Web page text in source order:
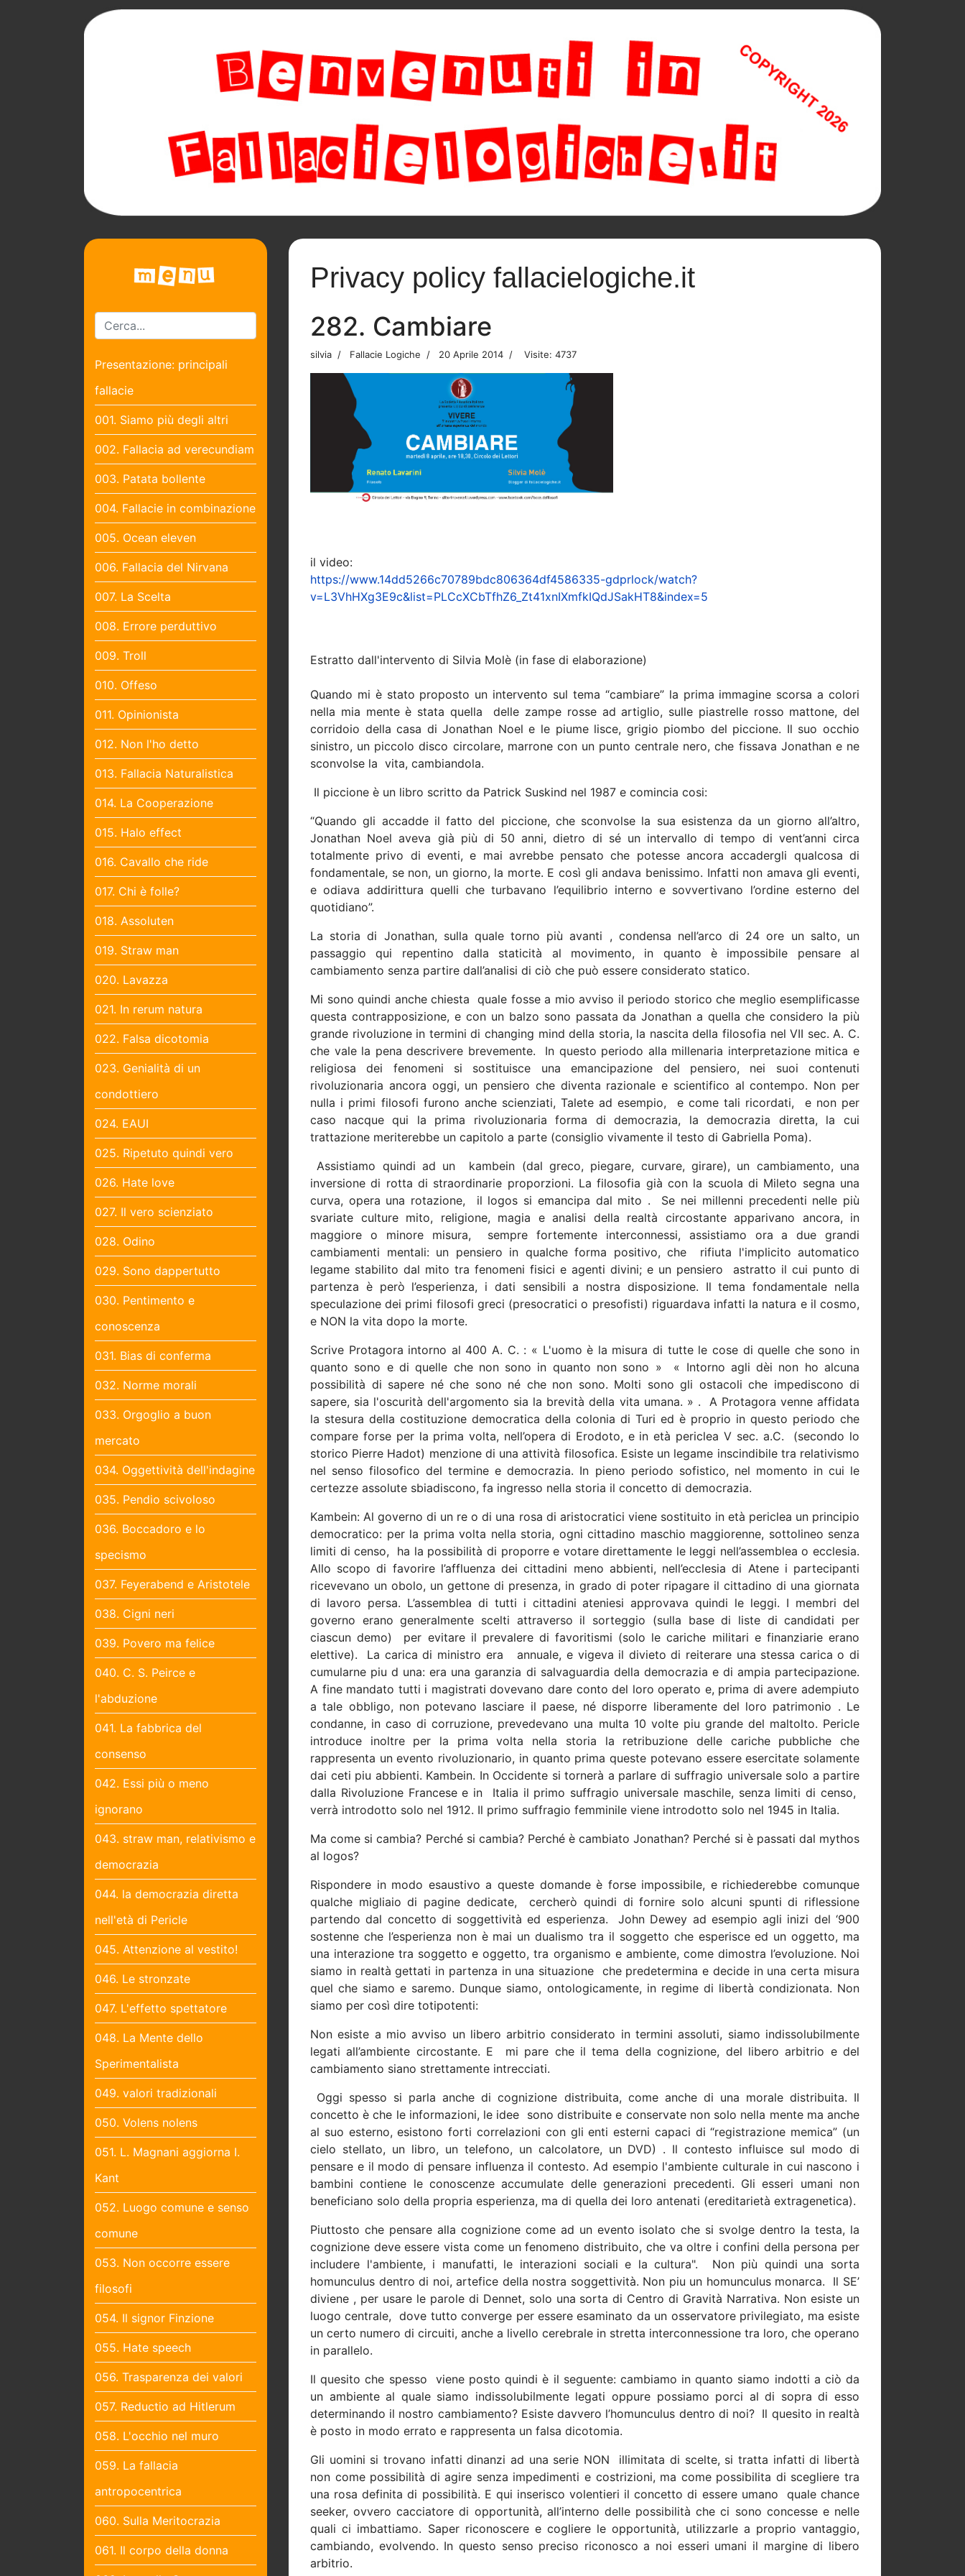
Presentazione: principali
fallacie
001. Siamo più degli altri
002. Fallacia ad verecundiam
003. Patata bollente
004. Fallacie in combinazione
005. Ocean eleven
006. Fallacia del Nirvana
007. La Scelta
008. Errore perduttivo
009. Troll
010. Offeso
011. Opinionista
012. Non l'ho detto
013. Fallacia Naturalistica
014. La Cooperazione
015. Halo effect
016. Cavallo che ride
017. Chi è folle?
018. Assoluten
019. Straw man
020. Lavazza
021. In rerum natura
022. Falsa dicotomia
023. Genialità di un
condottiero
024. EAUI
025. Ripetuto quindi vero
026. Hate love
027. Il vero scienziato
028. Odino
029. Sono dappertutto
030. Pentimento e
conoscenza
031. Bias di conferma
032. Norme morali
033. Orgoglio a buon
mercato
034. Oggettività dell'indagine
035. Pendio scivoloso
036. Boccadoro e lo
specismo
037. Feyerabend e Aristotele
038. Cigni neri
039. Povero ma felice
040. C. S. Peirce e
l'abduzione
041. La fabbrica del
consenso
042. Essi più o meno
ignorano
043. straw man, relativismo e
democrazia
044. la democrazia diretta
nell'età di Pericle
045. Attenzione al vestito!
046. Le stronzate
047. L'effetto spettatore
048. La Mente dello
Sperimentalista
049. valori tradizionali
050. Volens nolens
051. L. Magnani aggiorna I.
Kant
052. Luogo comune e senso
comune
053. Non occorre essere
filosofi
054. Il signor Finzione
055. Hate speech
056. Trasparenza dei valori
057. Reductio ad Hitlerum
058. L'occhio nel muro
059. La fallacia
antropocentrica
060. Sulla Meritocrazia
061. Il corpo della donna
Privacy policy fallacielogiche.it
282. Cambiare
silvia Fallacie Logiche 20 Aprile 2014 Visite: 4737
il video:
https://www.14dd5266c70789bdc806364df4586335-gdprlock/watch?
v=L3VhHXg3E9c&list=PLCcXCbTfhZ6_Zt41xnIXmfkIQdJSakHT8&index=5
Estratto dall'intervento di Silvia Molè (in fase di elaborazione)
Quando mi è stato proposto un intervento sul tema “cambiare” la prima immagine scorsa a colori
nella mia mente è stata quella
delle zampe rosse ad artiglio, sulle piastrelle rosso mattone, del
corridoio della casa di Jonathan Noel e le piume lisce, grigio piombo del piccione. Il suo occhio
sinistro, un piccolo disco circolare, marrone con un punto centrale nero, che fissava Jonathan e ne
sconvolse la vita, cambiandola.
Il piccione è un libro scritto da Patrick Suskind nel 1987 e comincia cosi:
“Quando gli accadde il fatto del piccione, che sconvolse la sua esistenza da un giorno all’altro,
Jonathan Noel aveva già più di 50 anni, dietro di sé un intervallo di tempo di vent’anni circa
totalmente privo di eventi, e mai avrebbe pensato che potesse ancora accadergli qualcosa di
fondamentale, se non, un giorno, la morte. E così gli andava benissimo. Infatti non amava gli eventi,
e odiava addirittura quelli che turbavano l’equilibrio interno e sovvertivano l’ordine esterno del
quotidiano”.
La storia di Jonathan, sulla quale torno più avanti , condensa nell’arco di 24 ore un salto, un
passaggio qui repentino dalla staticità al movimento, in quanto è impossibile pensare al
cambiamento senza partire dall’analisi di ciò che può essere considerato statico.
Mi sono quindi anche chiesta quale fosse a mio avviso il periodo storico che meglio esemplificasse
questa contrapposizione, e con un balzo sono passata da Jonathan a quella che considero la più
grande rivoluzione in termini di changing mind della storia, la nascita della filosofia nel VII sec. A. C.
che vale la pena descrivere brevemente.
In questo periodo alla millenaria interpretazione mitica e
religiosa dei fenomeni si sostituisce una emancipazione del pensiero, nei suoi contenuti
rivoluzionaria ancora oggi, un pensiero che diventa razionale e scientifico al contempo. Non per
nulla i primi filosofi furono anche scienziati, Talete ad esempio,
e come tali ricordati,
e non per
caso nacque qui la prima rivoluzionaria forma di democrazia, la democrazia diretta, la cui
trattazione meriterebbe un capitolo a parte (consiglio vivamente il testo di Gabriella Poma).
Assistiamo quindi ad un
kambein (dal greco, piegare, curvare, girare), un cambiamento, una
inversione di rotta di straordinarie proporzioni. La filosofia già con la scuola di Mileto segna una
curva, opera una rotazione,
il logos si emancipa dal mito .
Se nei millenni precedenti nelle più
svariate culture mito, religione, magia e analisi della realtà circostante apparivano ancora, in
maggiore o minore misura,
sempre fortemente interconnessi, assistiamo ora a due grandi
cambiamenti mentali: un pensiero in qualche forma positivo, che
rifiuta l'implicito automatico
legame stabilito dal mito tra fenomeni fisici e agenti divini; e un pensiero
astratto il cui punto di
partenza è però l’esperienza, i dati sensibili a nostra disposizione. Il tema fondamentale nella
speculazione dei primi filosofi greci (presocratici o presofisti) riguardava infatti la natura e il cosmo,
e NON la vita dopo la morte.
Scrive Protagora intorno al 400 A. C. : « L'uomo è la misura di tutte le cose di quelle che sono in
quanto sono e di quelle che non sono in quanto non sono »
« Intorno agli dèi non ho alcuna
possibilità di sapere né che sono né che non sono. Molti sono gli ostacoli che impediscono di
sapere, sia l'oscurità dell'argomento sia la brevità della vita umana. » .
A Protagora venne affidata
la stesura della costituzione democratica della colonia di Turi ed è proprio in questo periodo che
compare forse per la prima volta, nell’opera di Erodoto, e in età periclea V sec. a.C.
(secondo lo
storico Pierre Hadot) menzione di una attività filosofica. Esiste un legame inscindibile tra relativismo
nel senso filosofico del termine e democrazia. In pieno periodo sofistico, nel momento in cui le
certezze assolute sbiadiscono, fa ingresso nella storia il concetto di democrazia.
Kambein: Al governo di un re o di una rosa di aristocratici viene sostituito in età periclea un principio
democratico: per la prima volta nella storia, ogni cittadino maschio maggiorenne, sottolineo senza
limiti di censo,
ha la possibilità di proporre e votare direttamente le leggi nell’assemblea o ecclesia.
Allo scopo di favorire l’affluenza dei cittadini meno abbienti, nell’ecclesia di Atene i partecipanti
ricevevano un obolo, un gettone di presenza, in grado di poter ripagare il cittadino di una giornata
di lavoro persa. L’assemblea di tutti i cittadini ateniesi approvava quindi le leggi. I membri del
governo erano generalmente scelti attraverso il sorteggio (sulla base di liste di candidati per
ciascun demo)
per evitare il prevalere di favoritismi (solo le cariche militari e finanziarie erano
elettive).
La carica di ministro era
annuale, e vigeva il divieto di reiterare una stessa carica o di
cumularne piu d una: era una garanzia di salvaguardia della democrazia e di ampia partecipazione.
A fine mandato tutti i magistrati dovevano dare conto del loro operato e, prima di avere adempiuto
a tale obbligo, non potevano lasciare il paese, né disporre liberamente del loro patrimonio . Le
condanne, in caso di corruzione, prevedevano una multa 10 volte piu grande del maltolto. Pericle
introduce inoltre per la prima volta nella storia la retribuzione delle cariche pubbliche che
rappresenta un evento rivoluzionario, in quanto prima queste potevano essere esercitate solamente
dai ceti piu abbienti. Kambein. In Occidente si tornerà a parlare di suffragio universale solo a partire
dalla Rivoluzione Francese e in
Italia il primo suffragio universale maschile, senza limiti di censo,
verrà introdotto solo nel 1912. Il primo suffragio femminile viene introdotto solo nel 1945 in Italia.
Ma come si cambia? Perché si cambia? Perché è cambiato Jonathan? Perché si è passati dal mythos
al logos?
Rispondere in modo esaustivo a queste domande è forse impossibile, e richiederebbe comunque
qualche migliaio di pagine dedicate,
cercherò quindi di fornire solo alcuni spunti di riflessione
partendo dal concetto di soggettività ed esperienza.
John Dewey ad esempio agli inizi del ‘900
sostenne che l’esperienza non è mai un dualismo tra il soggetto che esperisce ed un oggetto, ma
una interazione tra soggetto e oggetto, tra organismo e ambiente, come dimostra l’evoluzione. Noi
siamo in realtà gettati in partenza in una situazione che predetermina e decide in una certa misura
quel che siamo e saremo. Dunque siamo, ontologicamente, in regime di libertà condizionata. Non
siamo per così dire totipotenti:
Non esiste a mio avviso un libero arbitrio considerato in termini assoluti, siamo indissolubilmente
legati all’ambiente circostante. E
mi pare che il tema della cognizione, del libero arbitrio e del
cambiamento siano strettamente intrecciati.
Oggi spesso si parla anche di cognizione distribuita, come anche di una morale distribuita. Il
concetto è che le informazioni, le idee sono distribuite e conservate non solo nella mente ma anche
al suo esterno, esistono forti correlazioni con gli enti esterni capaci di “registrazione memica” (un
cielo stellato, un libro, un telefono, un calcolatore, un DVD) . Il contesto influisce sul modo di
pensare e il modo di pensare influenza il contesto. Ad esempio l'ambiente culturale in cui nascono i
bambini contiene le conoscenze accumulate delle generazioni precedenti. Gli esseri umani non
beneficiano solo della propria esperienza, ma di quella dei loro antenati (ereditarietà extragenetica).
Piuttosto che pensare alla cognizione come ad un evento isolato che si svolge dentro la testa, la
cognizione deve essere vista come un fenomeno distribuito, che va oltre i confini della persona per
includere l'ambiente, i manufatti, le interazioni sociali e la cultura".
Non più quindi una sorta
homunculus dentro di noi, artefice della nostra soggettività. Non piu un homunculus monarca.
Il SE’
diviene , per usare le parole di Dennet, solo una sorta di Centro di Gravità Narrativa. Non esiste un
luogo centrale,
dove tutto converge per essere esaminato da un osservatore privilegiato, ma esiste
un certo numero di circuiti, anche a livello cerebrale in stretta interconnessione tra loro, che operano
in parallelo.
Il quesito che spesso
viene posto quindi è il seguente: cambiamo in quanto siamo indotti a ciò da
un ambiente al quale siamo indissolubilmente legati oppure possiamo porci al di sopra di esso
determinando il nostro cambiamento? Esiste davvero l’homunculus dentro di noi? Il quesito in realtà
è posto in modo errato e rappresenta un falsa dicotomia.
Gli uomini si trovano infatti dinanzi ad una serie NON
illimitata di scelte, si tratta infatti di libertà
non come possibilità di agire senza impedimenti e costrizioni, ma come possibilita di scegliere tra
una rosa definita di possibilità. E qui inserisco volentieri il concetto di essere umano
quale chance
seeker, ovvero cacciatore di opportunità, all’interno delle possibilità che ci sono concesse e nelle
quali ci imbattiamo. Saper riconoscere e cogliere le opportunità, utilizzarle a proprio vantaggio,
cambiando, evolvendo. In questo senso preciso riconosco a noi esseri umani il margine di libero
arbitrio.